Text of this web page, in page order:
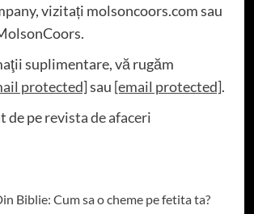
vizitați molsoncoors.com sau
suplimentare, vă rugăm
protected]sau [email protected].
de perevista de afaceri
Biblie: Cum sa o cheme pe fetita ta?